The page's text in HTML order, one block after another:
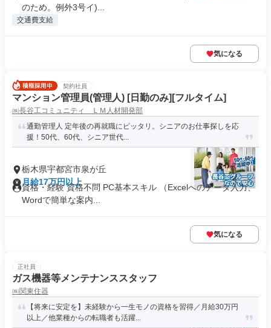
のため。例外3号イ)...
交通費支給
気になる
契約社員
マンション管理員(管理人) [日勤のみ][フルタイム]
㈱長谷工コミュニティ ＬＭ人材開発部
通勤管理人 定年後の再就職にピッタリ。シニアのお仕事探しを応
援！50代、60代、シニア世代...
栃木県宇都宮市泉が丘
月給17万円以上
資格・経験 資格不問 PC基本スキル （Excelへのデータ入力、
Wordで簡単な案内...
気になる
正社員
ガス機器等メンテナンススタッフ
㈱関東住器
【将来に安定を】未経験から一生モノの資格を習得／月給30万円
以上／他業種からの転職者も活躍...